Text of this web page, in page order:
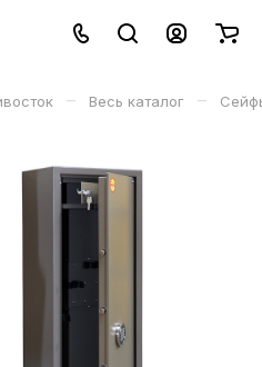
– Весь каталог –